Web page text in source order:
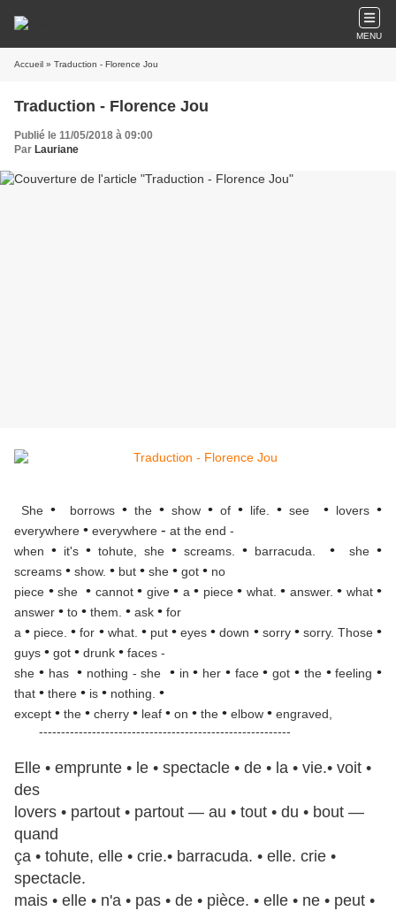
MENU
Accueil » Traduction - Florence Jou
Traduction - Florence Jou
Publié le 11/05/2018 à 09:00
Par Lauriane
She • borrows • the • show • of • life. • see • lovers •
everywhere • everywhere - at the end -
when • it's • tohute, she • screams. • barracuda. • she •
screams • show. • but • she • got • no
piece •she • cannot • give • a • piece • what. • answer. • what •
answer • to • them. • ask • for
a• piece.• for •what. •put• eyes• down •sorry •sorry. Those•
guys • got • drunk • faces -
she •has• nothing - she •in• her •face• got • the •feeling•
that • there • is • nothing. •
except • the • cherry • leaf • on • the • elbow • engraved,
---------------------------------------------------------
Elle • emprunte • le • spectacle • de • la • vie.• voit •
des
lovers • partout • partout — au • tout • du • bout —
quand
ça • tohute, elle • crie.• barracuda. • elle. crie •
spectacle.
mais • elle • n'a • pas • de • pièce. • elle • ne • peut •